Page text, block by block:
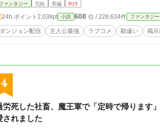
ァンタジー 完結 長編 R15
24h.ポイント 2,038pt 小説 608 位 / 228,634件 ファンタジー
ダンジョン配信 主人公最強 ラブコメ 勘違い 掲示
4
労死した社畜、魔王軍で「定時で帰ります
されました